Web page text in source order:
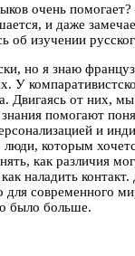
очень
и даже
об изучении
но я знаю
У
Двигаясь от них,
помогают
и
люди, которым
как различия
наладить
для современного
было больше.